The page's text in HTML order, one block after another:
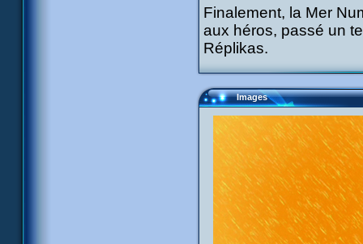
Finalement, la Mer
aux héros, passé un
Réplikas.
Images